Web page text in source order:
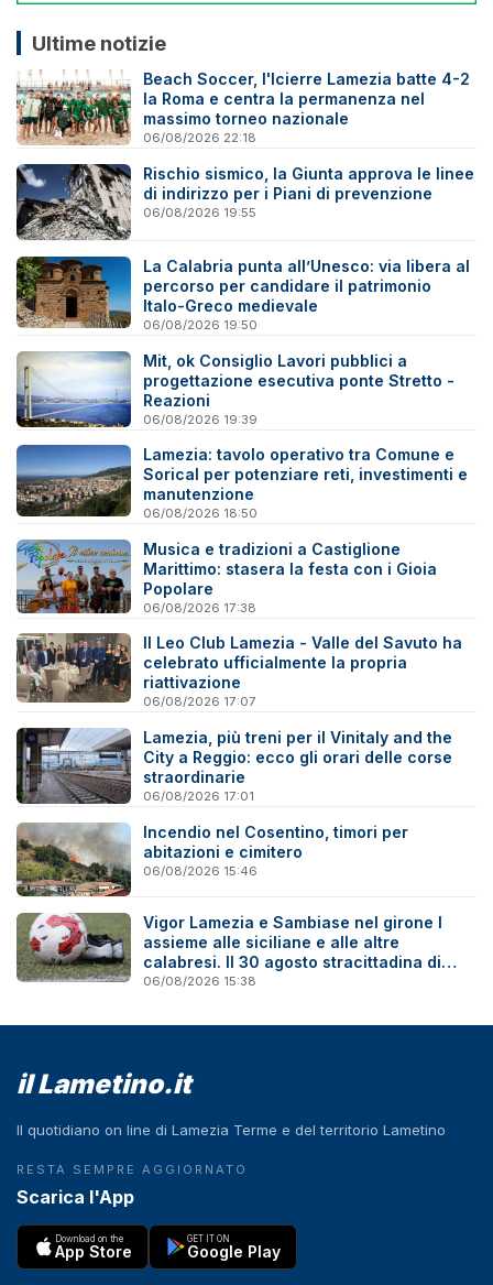
Ultime notizie
Beach Soccer, l'Icierre Lamezia batte 4-2
la Roma e centra la permanenza nel
massimo torneo nazionale
06/08/2026 22:18
Rischio sismico, la Giunta approva le linee
di indirizzo per i Piani di prevenzione
06/08/2026 19:55
La Calabria punta all’Unesco: via libera al
percorso per candidare il patrimonio
Italo-Greco medievale
06/08/2026 19:50
Mit, ok Consiglio Lavori pubblici a
progettazione esecutiva ponte Stretto -
Reazioni
06/08/2026 19:39
Lamezia: tavolo operativo tra Comune e
Sorical per potenziare reti, investimenti e
manutenzione
06/08/2026 18:50
Musica e tradizioni a Castiglione
Marittimo: stasera la festa con i Gioia
Popolare
06/08/2026 17:38
Il Leo Club Lamezia - Valle del Savuto ha
celebrato ufficialmente la propria
riattivazione
06/08/2026 17:07
Lamezia, più treni per il Vinitaly and the
City a Reggio: ecco gli orari delle corse
straordinarie
06/08/2026 17:01
Incendio nel Cosentino, timori per
abitazioni e cimitero
06/08/2026 15:46
Vigor Lamezia e Sambiase nel girone I
assieme alle siciliane e alle altre
calabresi. Il 30 agosto stracittadina di
Coppa Italia
06/08/2026 15:38
il Lametino.it
Il quotidiano on line di Lamezia Terme e del territorio Lametino
RESTA SEMPRE AGGIORNATO
Scarica l'App
Download on the
App Store
GET IT ON
Google Play